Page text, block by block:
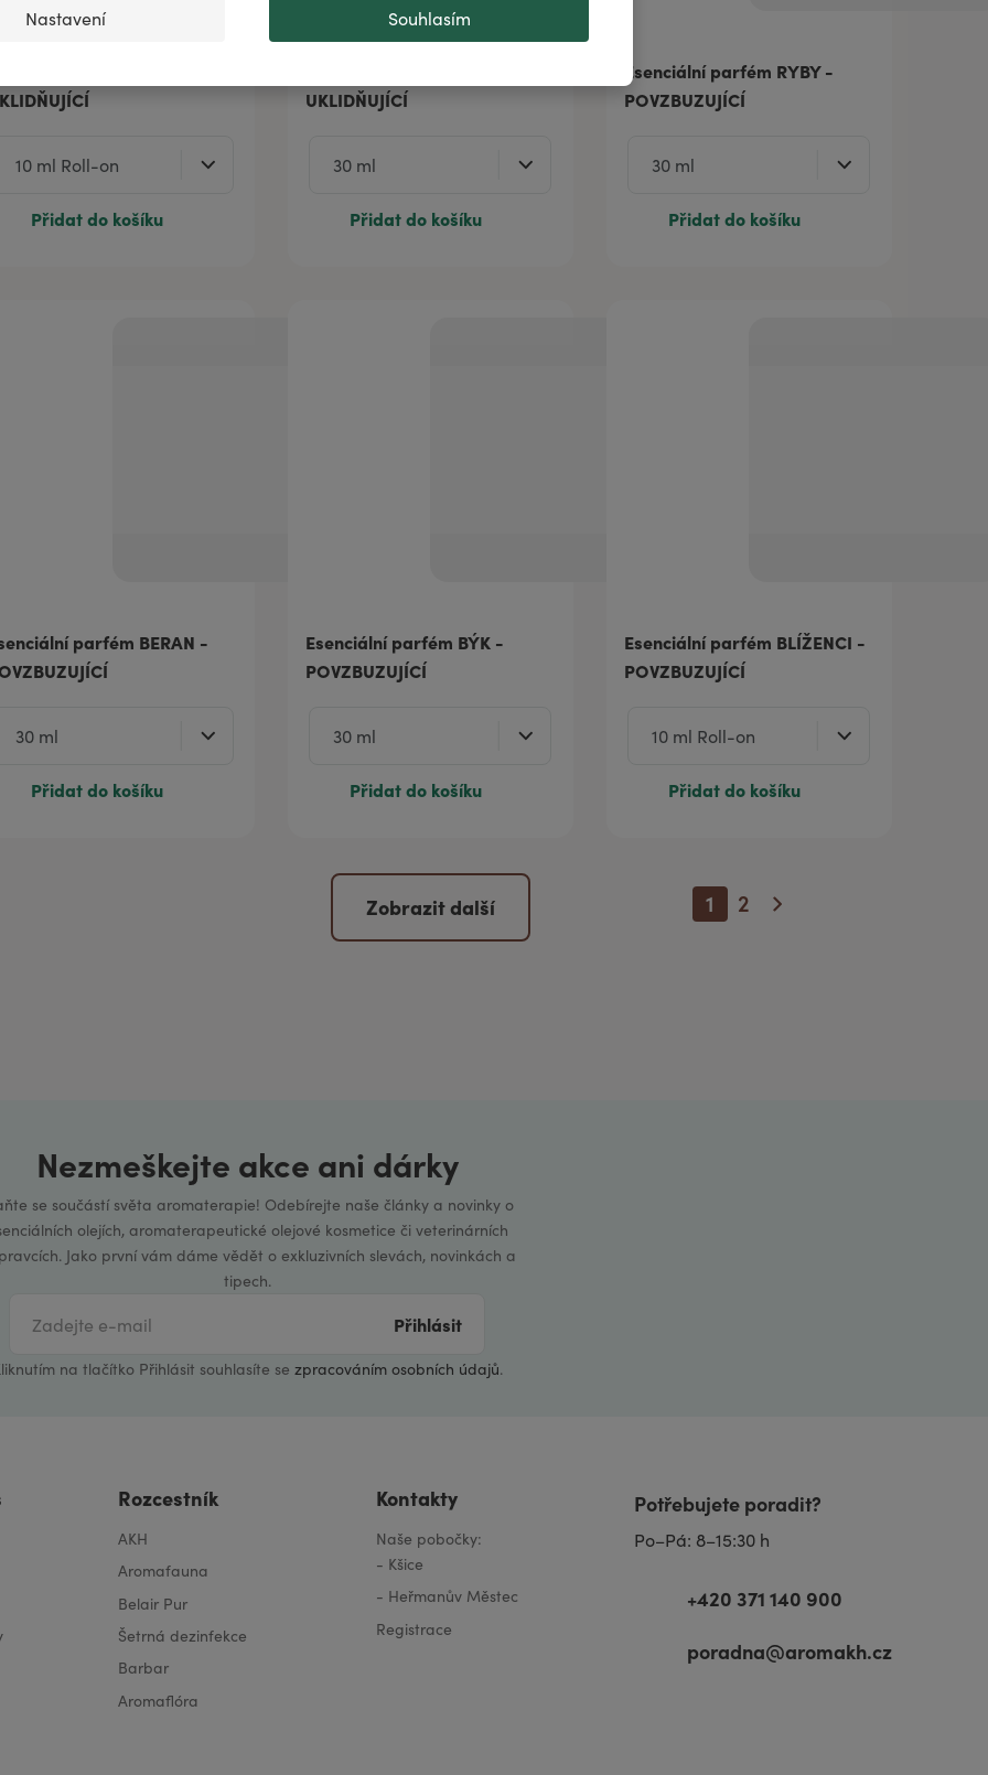
Nastavení Souhlasím
Přidat do košíku
UKLIDŇUJÍCÍ
Přidat do košíku
Esenciální parfém RYBY -
POVZBUZUJÍCÍ
Přidat do košíku
parfém BERAN -
Přidat do košíku
Esenciální parfém BÝK -
POVZBUZUJÍCÍ
Přidat do košíku
Esenciální parfém BLÍŽENCI -
POVZBUZUJÍCÍ
Přidat do košíku
Zobrazit další 1 2
Nezmeškejte akce ani dárky
se součástí světa aromaterapie! Odebírejte naše články a novinky o
olejích, aromaterapeutické olejové kosmetice či veterinárních
Jako první vám dáme vědět o exkluzivních slevách, novinkách a
tipech.
Přihlásit
na tlačítko Přihlásit souhlasíte se zpracováním osobních údajů.
Rozcestník
AKH
Aromafauna
Belair Pur
Šetrná dezinfekce
Barbar
Aromaflóra
Kontakty
Naše pobočky:
- Kšice
- Heřmanův Městec
Registrace
Potřebujete poradit?
Po–Pá: 8–15:30 h
+420 371 140 900
poradna@aromakh.cz